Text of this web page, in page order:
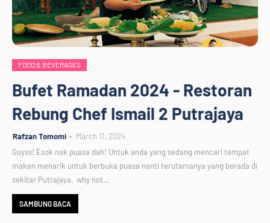
FOOD & BEVERAGES
Bufet Ramadan 2024 - Restoran
Rebung Chef Ismail 2 Putrajaya
Rafzan Tomomi
March 11, 2024
Guyss! Esok nak puasa dah! Untuk anda yang sedang mencari tempat
makan menarik untuk berbuka puasa nanti terutamanya yang berada di
sekitar Putrajaya, why not…
SAMBUNG BACA